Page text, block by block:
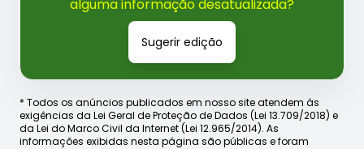
alguma informação desatualizada?
Sugerir edição
* Todos os anúncios publicados em nosso site atendem às
exigências da Lei Geral de Proteção de Dados (Lei 13.709/2018) e
da Lei do Marco Civil da Internet (Lei 12.965/2014). As
informações exibidas nesta página são públicas e foram